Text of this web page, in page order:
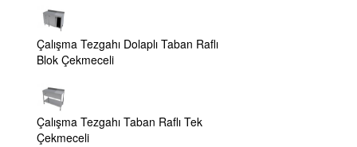
Çalışma Tezgahı Dolaplı Taban Raflı
Blok Çekmeceli
Çalışma Tezgahı Taban Raflı Tek
Çekmeceli